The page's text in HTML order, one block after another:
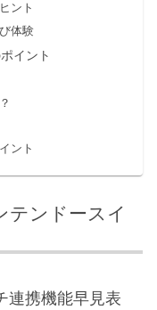
ント
体験
イント
ント
テンドースイ
連携機能早見表